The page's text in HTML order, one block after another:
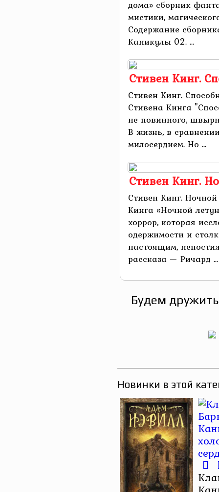
дома» сборник
мистики,
Содержание
Каникулы 02. ...
Стивен Кинг.
Стивен Кинг.
Стивена Кинга
не повинного,
В жизнь, в
милосердием. Но ...
Стивен Кинг.
Стивен Кинг.
Кинга «Ночной
хоррор, которая
одержимости и
настоящим,
рассказа — Ричард ...
Будем
Новинки в этой